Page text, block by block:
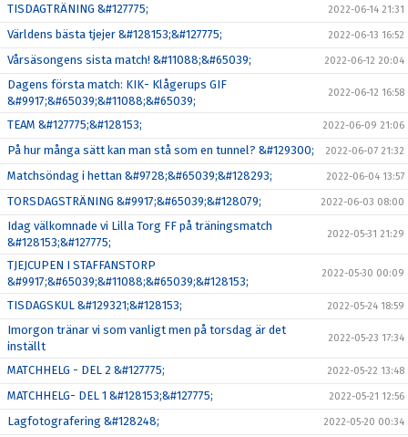
TISDAGTRÄNING &#127775; 2022-06-14 21:31
Världens bästa tjejer &#128153;&#127775; 2022-06-13 16:52
Vårsäsongens sista match! &#11088;&#65039; 2022-06-12 20:04
Dagens första match: KIK- Klågerups GIF
&#9917;&#65039;&#11088;&#65039;
2022-06-12 16:58
TEAM &#127775;&#128153; 2022-06-09 21:06
På hur många sätt kan man stå som en tunnel? &#129300; 2022-06-07 21:32
Matchsöndag i hettan &#9728;&#65039;&#128293; 2022-06-04 13:57
TORSDAGSTRÄNING &#9917;&#65039;&#128079; 2022-06-03 08:00
Idag välkomnade vi Lilla Torg FF på träningsmatch
&#128153;&#127775;
2022-05-31 21:29
TJEJCUPEN I STAFFANSTORP
&#9917;&#65039;&#11088;&#65039;&#128153;
2022-05-30 00:09
TISDAGSKUL &#129321;&#128153; 2022-05-24 18:59
Imorgon tränar vi som vanligt men på torsdag är det
inställt
2022-05-23 17:34
MATCHHELG - DEL 2 &#127775; 2022-05-22 13:48
MATCHHELG- DEL 1 &#128153;&#127775; 2022-05-21 12:56
Lagfotografering &#128248; 2022-05-20 00:34